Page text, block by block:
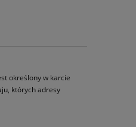
określony w karcie
których adresy